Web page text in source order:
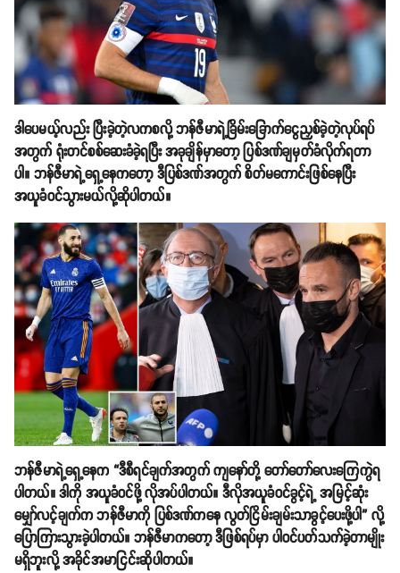
ဒါပေမယ့်လည်း ပြီးခဲ့တဲ့လကစလို့ ဘန်ဇီမာရဲ့ခြိမ်းခြောက်ငွေညှစ်ခဲ့တဲ့လုပ်ရပ်
အတွက် ရုံးတင်စစ်ဆေးခံခဲ့ရပြီး အခုချိန်မှာတော့ ပြစ်ဒဏ်ချမှတ်ခံလိုက်ရတာ
ပါ။ ဘန်ဇီမာရဲ့ရှေ့နေကတော့ ဒီပြစ်ဒဏ်အတွက် စိတ်မကောင်းဖြစ်နေပြီး
အယူခံဝင်သွားမယ်လို့ဆိုပါတယ်။
ဘန်ဇီမာရဲ့ရှေ့နေက “ဒီစီရင်ချက်အတွက် ကျနော်တို့ တော်တော်လေးကြေကွဲရ
ပါတယ်။ ဒါကို အယူခံဝင်ဖို့ လိုအပ်ပါတယ်။ ဒီလိုအယူခံဝင်ခွင့်ရဲ့ အမြင့်ဆုံး
မျှော်လင့်ချက်က ဘန်ဇီမာကို ပြစ်ဒဏ်ကနေ လွတ်ငြိမ်းချမ်းသာခွင့်ပေးဖို့ပါ” လို့
ပြောကြားသွားခဲ့ပါတယ်။ ဘန်ဇီမာကတော့ ဒီဖြစ်ရပ်မှာ ပါဝင်ပတ်သက်ခဲ့တာမျိုး
မရှိဘူးလို့ အခိုင်အမာငြင်းဆိုပါတယ်။